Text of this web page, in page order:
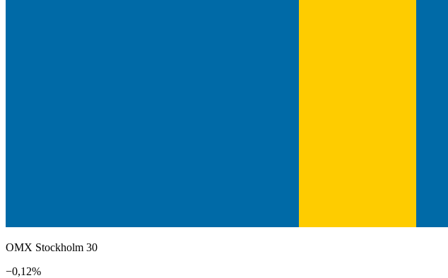
OMX Stockholm 30
−0,12%